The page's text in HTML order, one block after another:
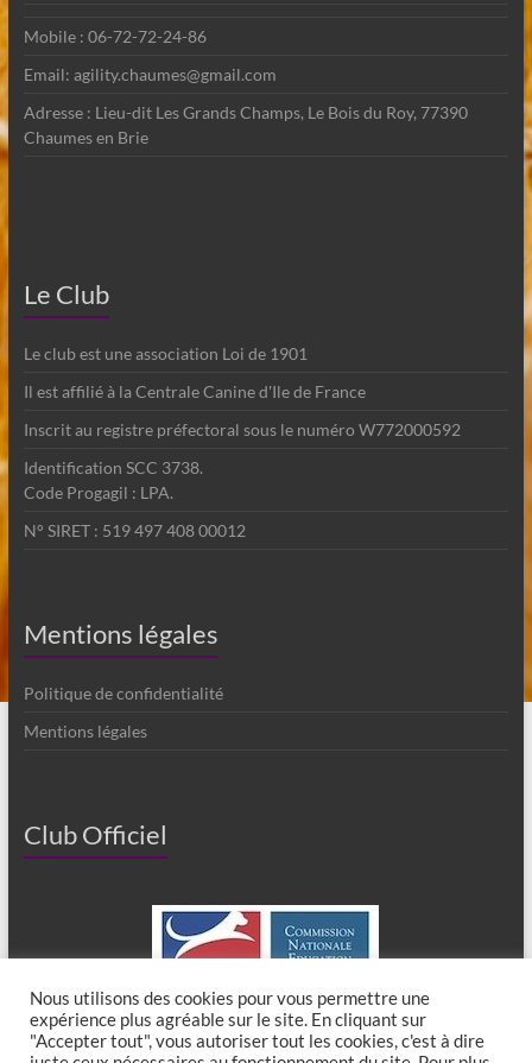
Mobile : 06-72-72-24-86
Email: agility.chaumes@gmail.com
Adresse : Lieu-dit Les Grands Champs, Le Bois du Roy, 77390
Chaumes en Brie
Le Club
Le club est une association Loi de 1901
Il est affilié à la Centrale Canine d'Ile de France
Inscrit au registre préfectoral sous le numéro W772000592
Identification SCC 3738.
Code Progagil : LPA.
N° SIRET : 519 497 408 00012
Mentions légales
Politique de confidentialité
Mentions légales
Club Officiel
Nous utilisons des cookies pour vous permettre une
expérience plus agréable sur le site. En cliquant sur
"Accepter tout", vous autoriser tout les cookies, c'est à dire